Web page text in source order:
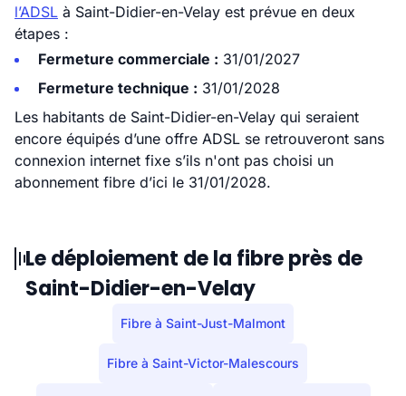
l’ADSL à Saint-Didier-en-Velay est prévue en deux
étapes :
Fermeture commerciale : 31/01/2027
Fermeture technique : 31/01/2028
Les habitants de Saint-Didier-en-Velay qui seraient
encore équipés d’une offre ADSL se retrouveront sans
connexion internet fixe s’ils n'ont pas choisi un
abonnement fibre d’ici le 31/01/2028.
Le déploiement de la fibre près de
Saint-Didier-en-Velay
Fibre à Saint-Just-Malmont
Fibre à Saint-Victor-Malescours